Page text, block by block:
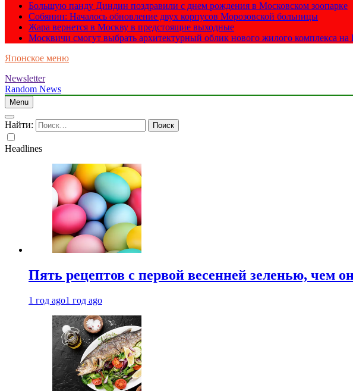
Большую панду Диндин поздравили с днем рождения в Московском зоопарке
Собянин: Началось обновление двух корпусов Морозовской больницы
Жара вернется в Москву в предстоящие выходные
Москвичи смогут выбрать архитектурный облик нового жилого комплекса
Японское меню
Newsletter
Random News
Menu
Найти:
Headlines
Пять рецептов с первой весенней зеленью, чем
1 год ago1 год ago